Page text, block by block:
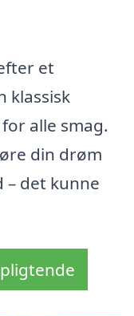
et
klassisk
alle smag.
din drøm
det kunne